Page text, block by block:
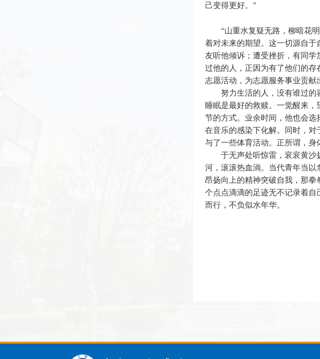
己变得更好。”
“山重水复疑无路，柳暗花
着对未来的期望。这一切源自
友听他倾诉；遭受挫折，有同
过他的人，正因为有了他们的
志愿活动，为志愿服务事业贡献
努力生活的人，没有谁过
睡眠是最好的救赎。一觉醒来
节的方式。业余时间，他也会
在音乐的感染下化解。同时，
与了一些体育活动。正所谓，身
于无声处听惊雷，衮衮黄
河，滚滚热血淌。当代青年当
昂扬向上的精神突破自我，那
个点点滴滴的足迹无不记录着
而行，不负似水年华。